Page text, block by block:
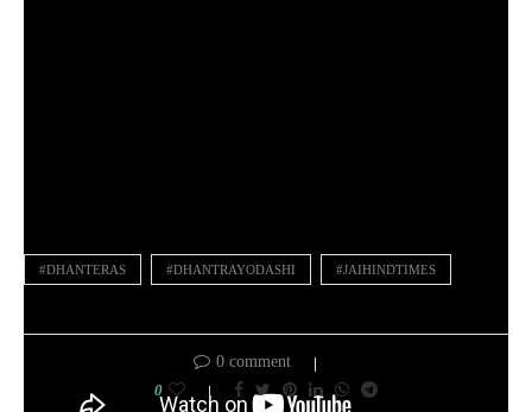
#DHANTERAS #DHANTRAYODASHI #JAIHINDTIMES
0 comment
0